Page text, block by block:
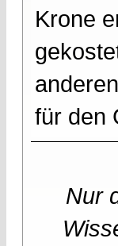
Krone
für den
Nur